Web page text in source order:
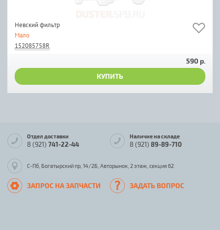
Невский фильтр
Мало
152085758R
590 р.
КУПИТЬ
Отдел доставки
8 (921) 741-22-44
Наличие на складе
8 (921) 89-89-710
С-Пб, Богатырский пр, 14/2Б, Авторынок, 2 этаж, секция 62
ЗАПРОС НА ЗАПЧАСТИ ЗАДАТЬ ВОПРОС